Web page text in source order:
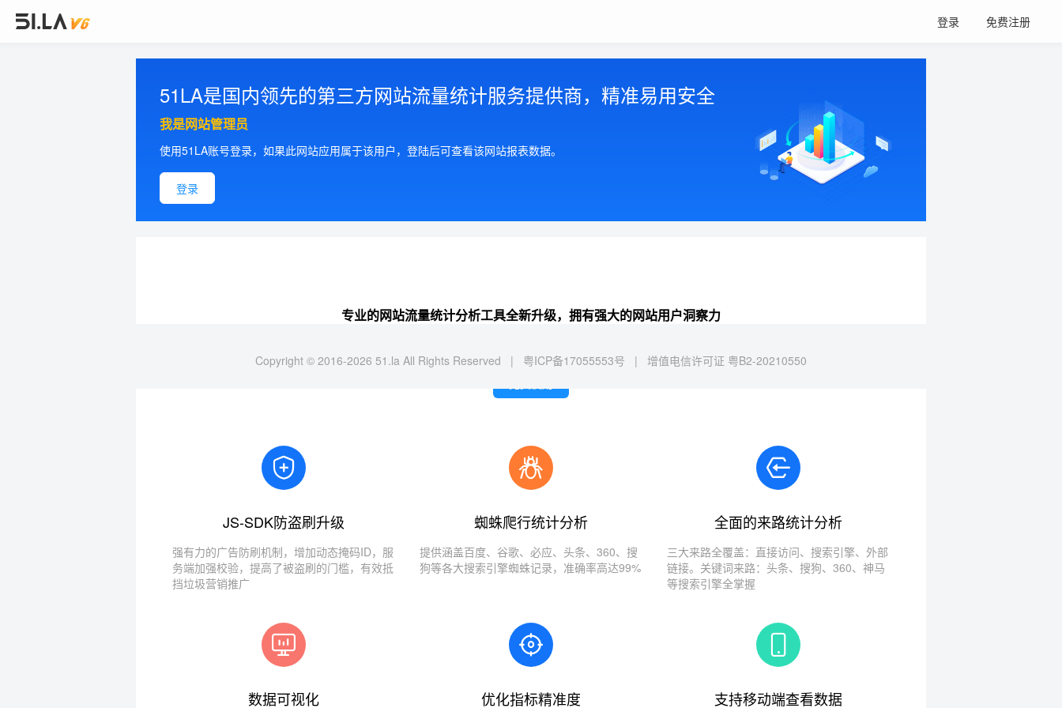
登录 免费注册
51LA是国内领先的第三方网站流量统计服务提供商，精准易用安全
我是网站管理员
使用51LA账号登录，如果此网站应用属于该用户，登陆后可查看该网站报表数据。
登录
专业的网站流量统计分析工具全新升级，拥有强大的网站用户洞察力
JS-SDK防盗刷升级
强有力的广告防刷机制，增加动态掩码ID，服
务端加强校验，提高了被盗刷的门槛，有效抵
挡垃圾营销推广
蜘蛛爬行统计分析
提供涵盖百度、谷歌、必应、头条、360、搜
狗等各大搜索引擎蜘蛛记录，准确率高达99%
全面的来路统计分析
三大来路全覆盖：直接访问、搜索引擎、外部
链接。关键词来路：头条、搜狗、360、神马
等搜索引擎全掌握
数据可视化 优化指标精准度 支持移动端查看数据
Copyright © 2016-2026 51.la All Rights Reserved | 粤ICP备17055553号 | 增值电信许可证 粤B2-20210550